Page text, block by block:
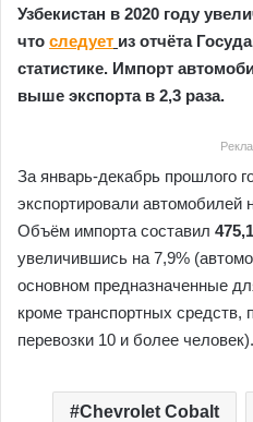
Узбекистан в 2020 году
что следует из отчёта
статистике. Импорт
выше экспорта в 2,3 раза.
За январь-декабрь прошлого
экспортировали автомобилей
Объём импорта составил 475,1
увеличившись на 7,9%
основном предназначенные
кроме транспортных средств,
перевозки 10 и более человек).
Chevrolet Cobalt